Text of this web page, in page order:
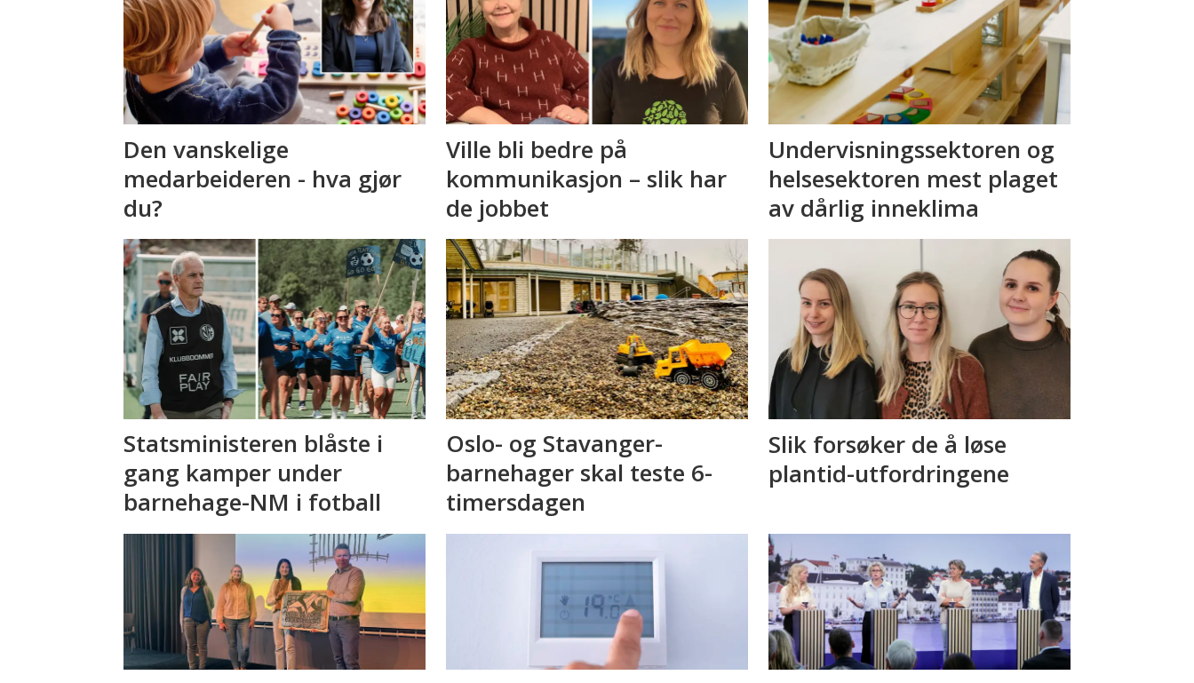
Den vanskelige
medarbeideren - hva gjør
du?
Ville bli bedre på
kommunikasjon – slik har
de jobbet
Undervisningssektoren og
helsesektoren mest plaget
av dårlig inneklima
Statsministeren blåste i
gang kamper under
barnehage-NM i fotball
Oslo- og Stavanger-
barnehager skal teste 6-
timersdagen
Slik forsøker de å løse
plantid-utfordringene